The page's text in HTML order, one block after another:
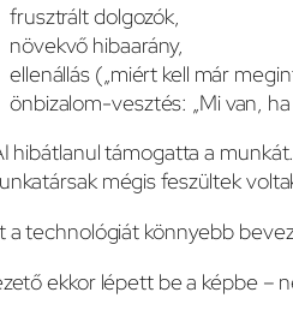
frusztrált dolgozók,
növekvő hibaarány,
ellenállás („miért kell már
önbizalom-vesztés: „Mi van,
hibátlanul támogatta a munkát.
mégis feszültek
a technológiát könnyebb
ekkor lépett be a képbe –